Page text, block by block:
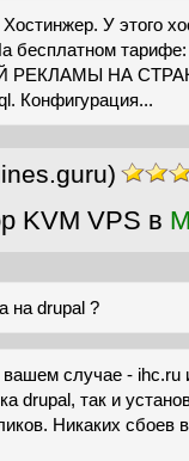
У этого
бесплатном
РЕКЛАМЫ НА
Конфигурация...
KVM VPS в
на drupal ?
случае - ihc.ru
drupal, так и
Никаких сбоев